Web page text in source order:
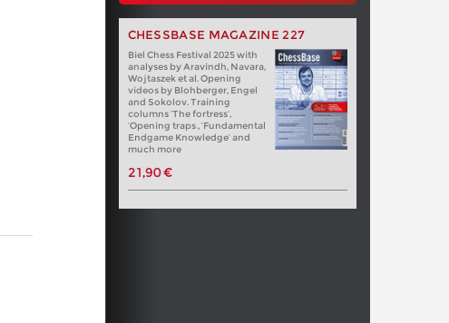
CHESSBASE MAGAZINE 227
Biel Chess Festival 2025 with
analyses by Aravindh, Navara,
Wojtaszek et al. Opening
videos by Blohberger, Engel
and Sokolov. Training
columns ‘The fortress’,
‘Opening traps , ‘Fundamental
Endgame Knowledge’ and
much more
21,90 €